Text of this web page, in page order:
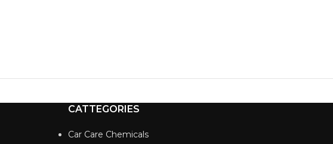
CATTEGORIES
Car Care Chemicals